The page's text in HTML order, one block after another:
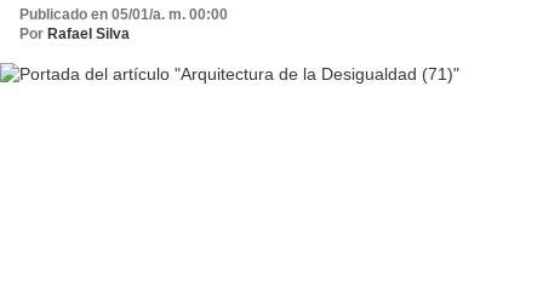
Publicado en 05/01/a. m. 00:00
Por Rafael Silva